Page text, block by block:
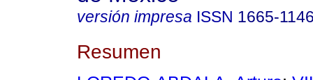
versión impresa ISSN 1665-
Resumen